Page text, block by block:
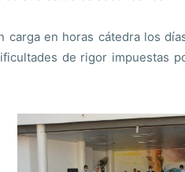
carga en horas cátedra los
de rigor impuestas